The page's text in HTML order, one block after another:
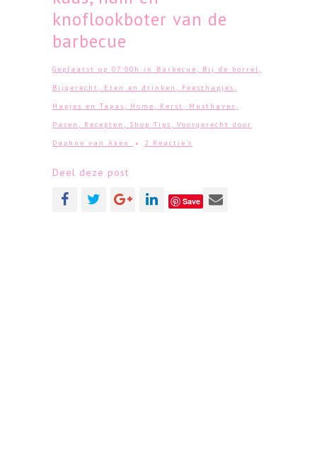
knoflookboter van de
barbecue
Geplaatst op 07:00h in Barbecue , Bij de borrel ,
Bijgerecht , Eten en drinken , Feesthapjes ,
Hapjes en Tapas , Home , Kerst , Musthaves ,
Pasen , Recepten , Shop Tips , Voorgerecht door
Daphne van Aken
2 Reactie's
Deel deze post
Save